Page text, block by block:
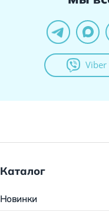
Viber
Каталог
Новинки